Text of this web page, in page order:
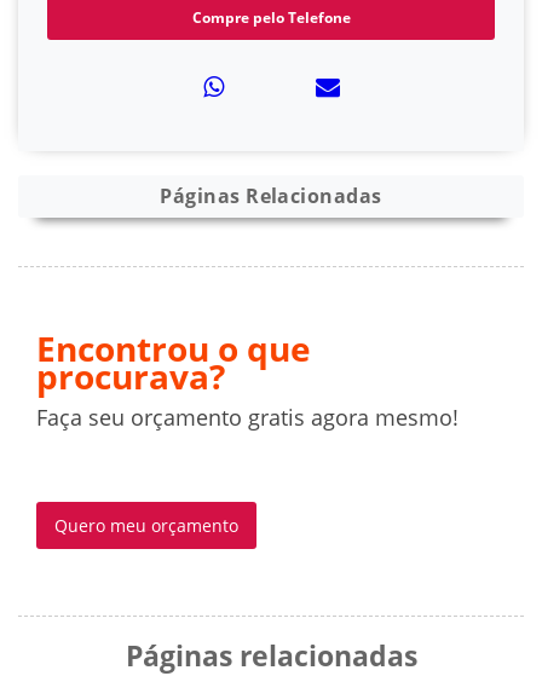
Compre pelo Telefone
Páginas Relacionadas
Encontrou o que
procurava?
Faça seu orçamento gratis agora mesmo!
Quero meu orçamento
Páginas relacionadas